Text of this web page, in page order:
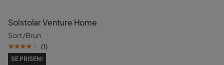
Solstolar Venture Home
Sort/Brun
(1)
SE PRISEN!